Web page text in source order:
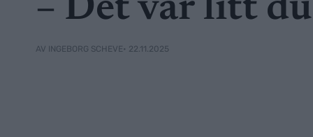
– Det var litt
AV INGEBORG SCHEVE• 22.11.2025